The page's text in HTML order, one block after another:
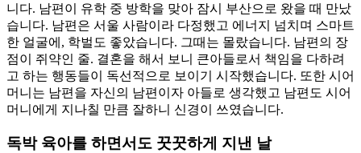
니다. 남편이 유학 중 방학을 맞아 잠시 부산으로 왔을 때 만났
습니다. 남편은 서울 사람이라 다정했고 에너지 넘치며 스마트
한 얼굴에, 학벌도 좋았습니다. 그때는 몰랐습니다. 남편의 장
점이 쥐약인 줄. 결혼을 해서 보니 큰아들로서 책임을 다하려
고 하는 행동들이 독선적으로 보이기 시작했습니다. 또한 시어
머니는 남편을 자신의 남편이자 아들로 생각했고 남편도 시어
머니에게 지나칠 만큼 잘하니 신경이 쓰였습니다.
독박 육아를 하면서도 꿋꿋하게 지낸 날